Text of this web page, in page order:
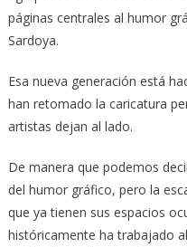
páginas centrales al humor
Sardoya.
Esa nueva generación está
han retomado la caricatura
artistas dejan al lado.
De manera que podemos
del humor gráfico, pero la
que ya tienen sus espacios
históricamente ha trabajado